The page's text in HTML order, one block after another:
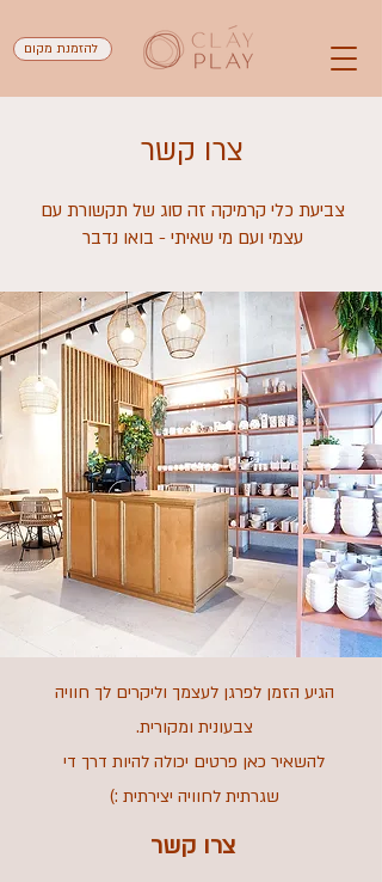
להזמנת מקום
צרו קשר
צביעת כלי קרמיקה זה סוג של תקשורת עם
עצמי ועם מי שאיתי - בואו נדבר
הגיע הזמן לפרגן לעצמך וליקרים לך חוויה
צבעונית ומקורית.
להשאיר כאן פרטים יכולה להיות דרך די
שגרתית לחוויה יצירתית :)
צרו קשר